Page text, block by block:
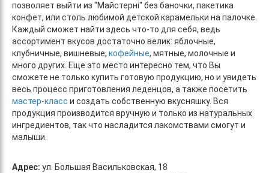
позволяет выйти из "Майстерні" без баночки, пакетика
конфет, или столь любимой детской карамельки на палочке.
Каждый сможет найти здесь что-то для себя, ведь
ассортимент вкусов достаточно велик: яблочные,
клубничные, вишневые, кофейные, мятные, молочные и
много других. Еще это место интересно тем, что Вы
сможете не только купить готовую продукцию, но и увидеть
весь процесс приготовления леденцов, а также посетить
мастер-класс и создать собственную вкусняшку. Вся
продукция производится вручную и только из натуральных
ингредиентов, так что насладится лакомствами смогут и
малыши.
Адрес: ул. Большая Васильковская, 18